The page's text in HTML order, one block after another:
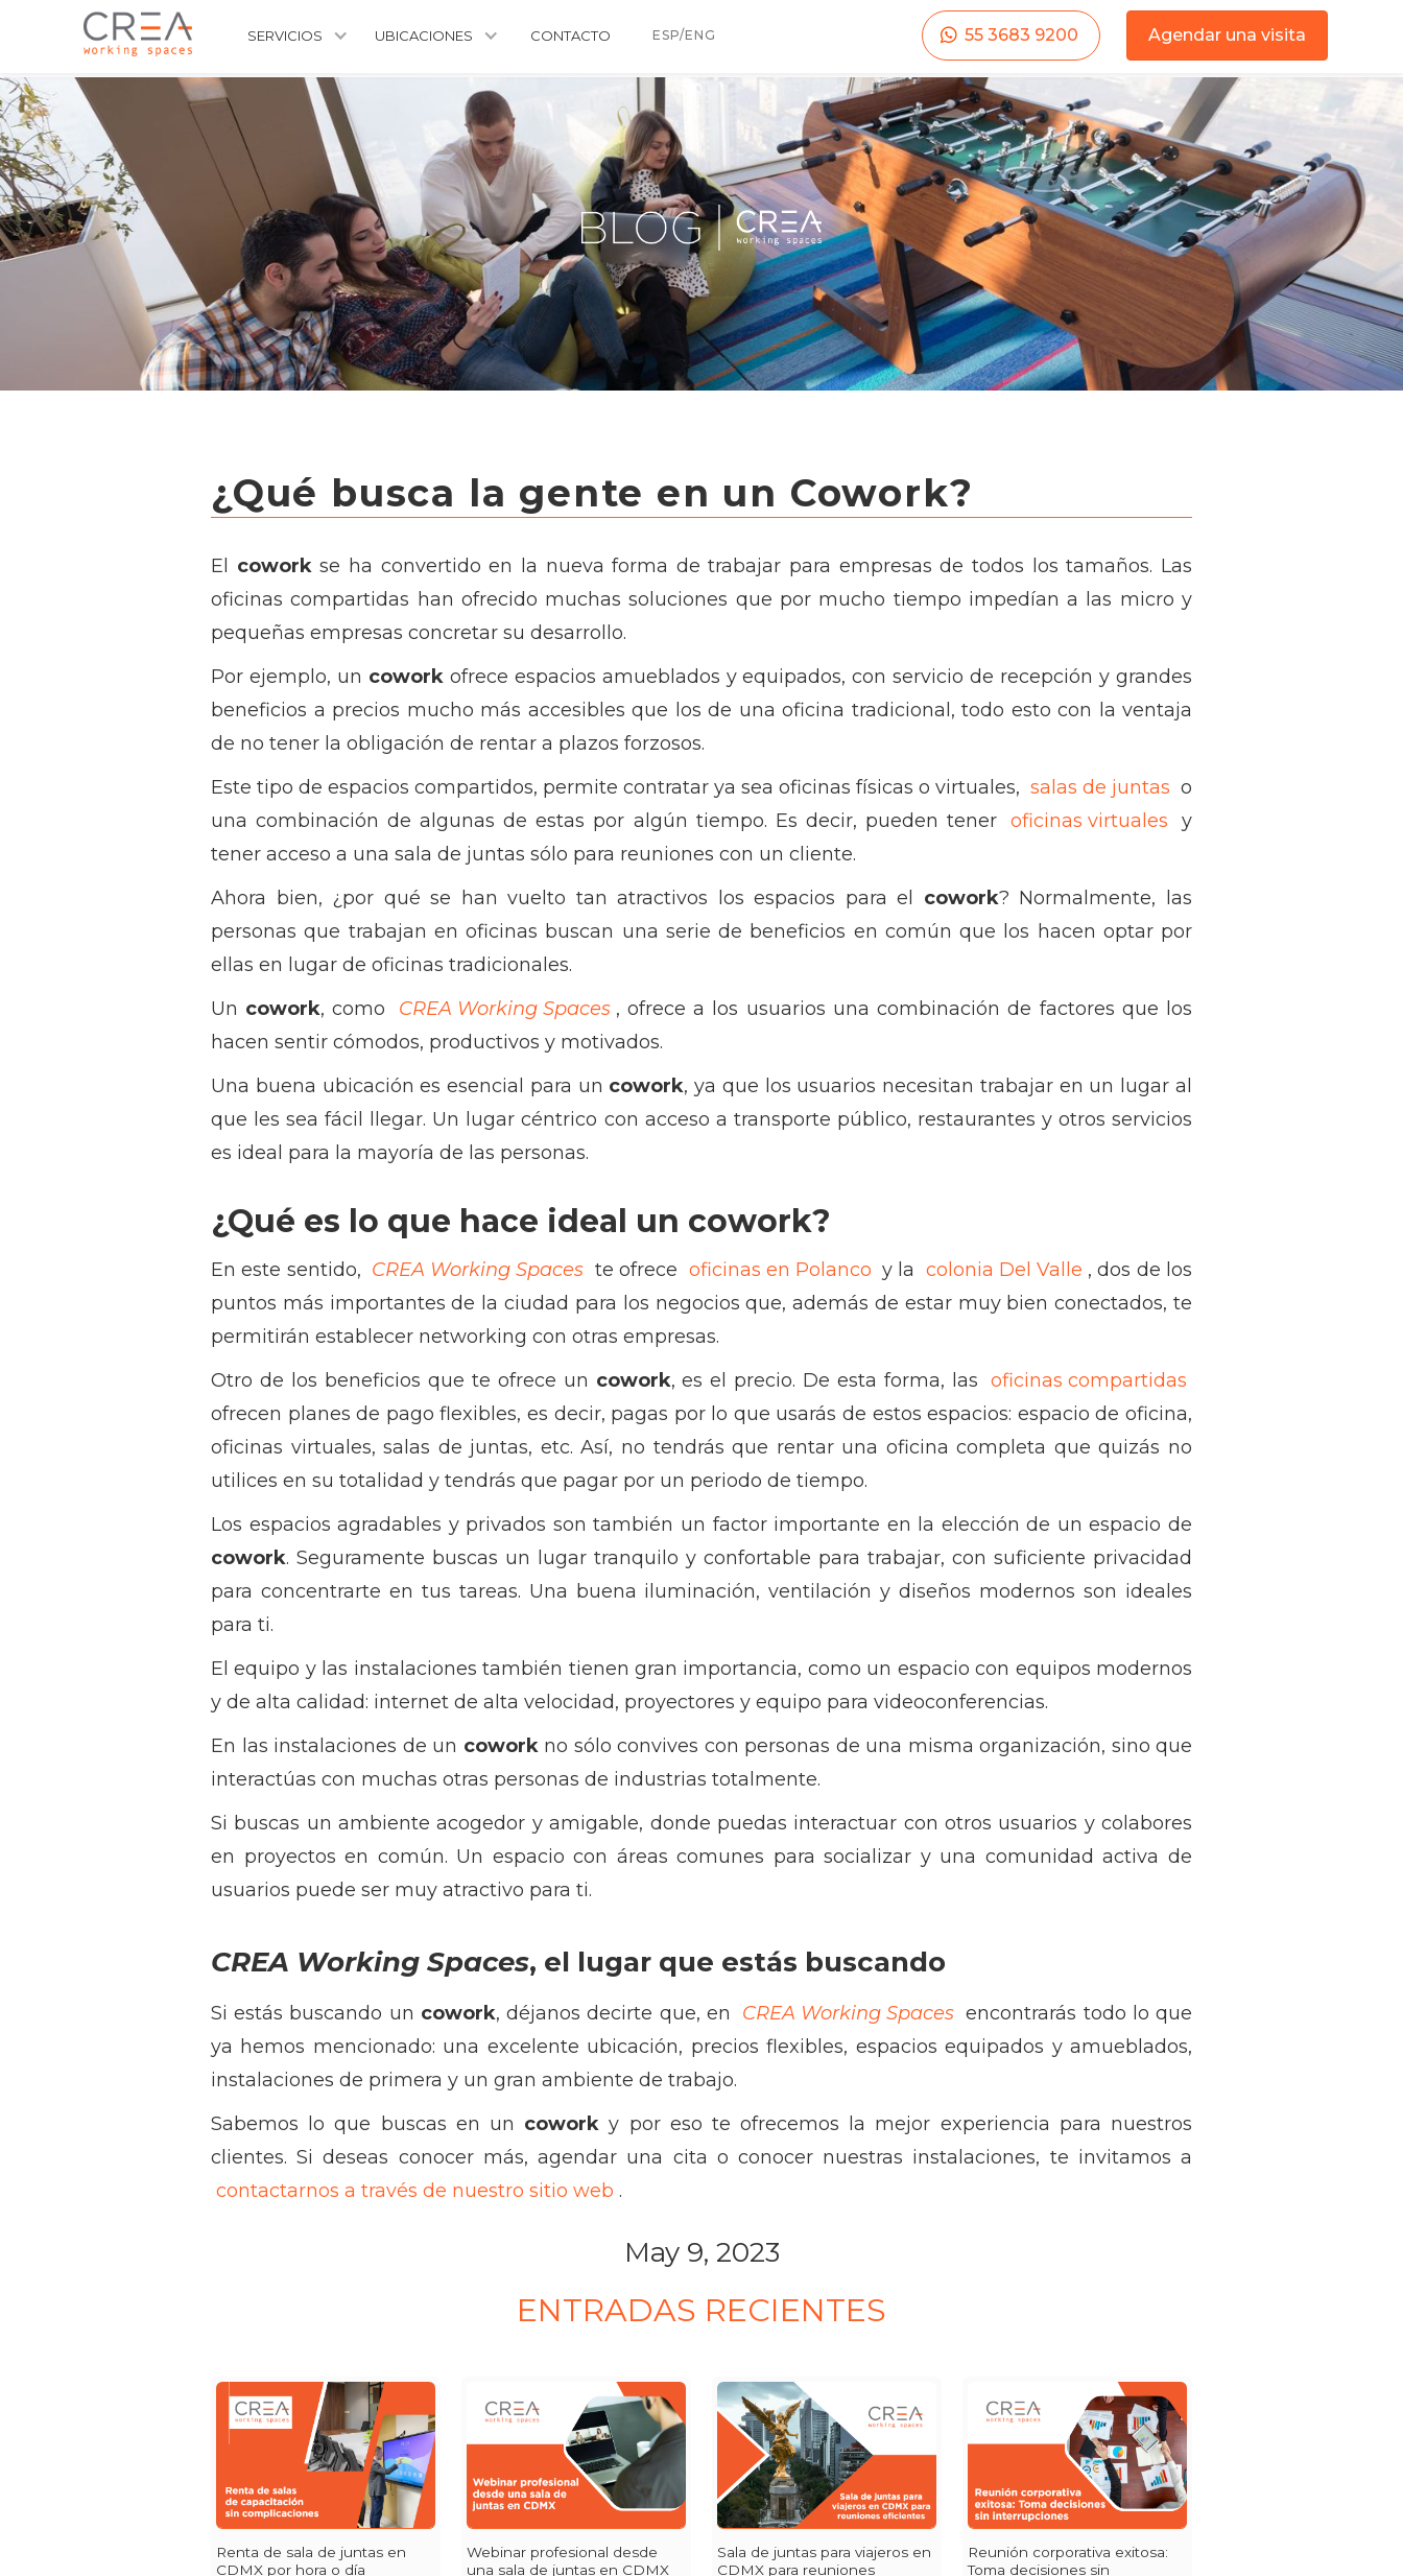
SERVICIOS UBICACIONES CONTACTO ESP/ENG Agendar una visita
55 3683 9200
¿Qué busca la gente en un Cowork?
El coworkse ha convertido en la nueva forma de trabajar para empresas de todos los tamaños. Las
oficinas compartidas han ofrecido muchas soluciones que por mucho tiempo impedían a las micro y
pequeñas empresas concretar su desarrollo.
Por ejemplo, un coworkofrece espacios amueblados y equipados, con servicio de recepción y grandes
beneficios a precios mucho más accesibles que los de una oficina tradicional, todo esto con la ventaja
de no tener la obligación de rentar a plazos forzosos.
Este tipo de espacios compartidos, permite contratar ya sea oficinas físicas o virtuales, salas de juntas o
una combinación de algunas de estas por algún tiempo. Es decir, pueden tener oficinas virtuales
y
tener acceso a una sala de juntas sólo para reuniones con un cliente.
Ahora bien, ¿por qué se han vuelto tan atractivos los espacios para el cowork? Normalmente, las
personas que trabajan en oficinas buscan una serie de beneficios en común que los hacen optar por
ellas en lugar de oficinas tradicionales.
Un cowork, como CREA Working Spaces , ofrece a los usuarios una combinación de factores que los
hacen sentir cómodos, productivos y motivados.
Una buena ubicación es esencial para un cowork, ya que los usuarios necesitan trabajar en un lugar al
que les sea fácil llegar. Un lugar céntrico con acceso a transporte público, restaurantes y otros servicios
es ideal para la mayoría de las personas.
¿Qué es lo que hace ideal un cowork?
En este sentido, CREA Working Spaces te ofrece oficinas en Polanco y la colonia Del Valle , dos de los
puntos más importantes de la ciudad para los negocios que, además de estar muy bien conectados, te
permitirán establecer networking con otras empresas.
Otro de los beneficios que te ofrece un cowork, es el precio. De esta forma, las oficinas compartidas
ofrecen planes de pago flexibles, es decir, pagas por lo que usarás de estos espacios: espacio de oficina,
oficinas virtuales, salas de juntas, etc. Así, no tendrás que rentar una oficina completa que quizás no
utilices en su totalidad y tendrás que pagar por un periodo de tiempo.
Los espacios agradables y privados son también un factor importante en la elección de un espacio de
cowork. Seguramente buscas un lugar tranquilo y confortable para trabajar, con suficiente privacidad
para concentrarte en tus tareas. Una buena iluminación, ventilación y diseños modernos son ideales
para ti.
El equipo y las instalaciones también tienen gran importancia, como un espacio con equipos modernos
y de alta calidad: internet de alta velocidad, proyectores y equipo para videoconferencias.
En las instalaciones de un coworkno sólo convives con personas de una misma organización, sino que
interactúas con muchas otras personas de industrias totalmente.
Si buscas un ambiente acogedor y amigable, donde puedas interactuar con otros usuarios y colabores
en proyectos en común. Un espacio con áreas comunes para socializar y una comunidad activa de
usuarios puede ser muy atractivo para ti.
CREA Working Spaces, el lugar que estás buscando
Si estás buscando un cowork, déjanos decirte que, en CREA Working Spaces encontrarás todo lo que
ya hemos mencionado: una excelente ubicación, precios flexibles, espacios equipados y amueblados,
instalaciones de primera y un gran ambiente de trabajo.
Sabemos lo que buscas en un cowork y por eso te ofrecemos la mejor experiencia para nuestros
clientes. Si deseas conocer más, agendar una cita o conocer nuestras instalaciones, te invitamos a
contactarnos a través de nuestro sitio web .
May 9, 2023
ENTRADAS RECIENTES
Renta de sala de juntas en
CDMX por hora o día
Webinar profesional desde
una sala de juntas en CDMX
Sala de juntas para viajeros en
CDMX para reuniones
Reunión corporativa exitosa:
Toma decisiones sin